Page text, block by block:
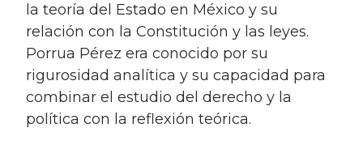
la teoría del Estado en México y su
relación con la Constitución y las leyes.
Porrua Pérez era conocido por su
rigurosidad analítica y su capacidad para
combinar el estudio del derecho y la
política con la reflexión teórica.